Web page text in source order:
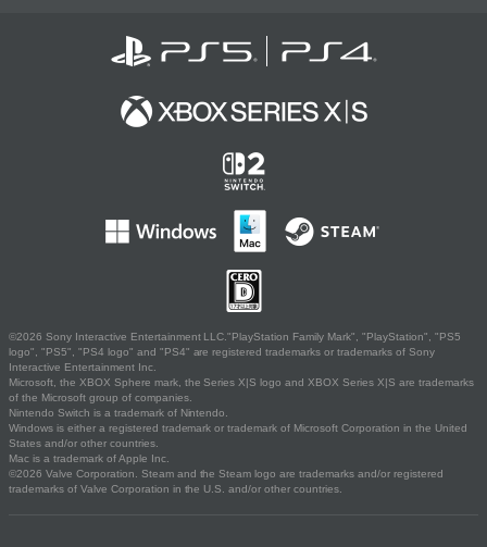
©2026 Sony Interactive Entertainment LLC."PlayStation Family Mark", "PlayStation", "PS5
logo", "PS5", "PS4 logo" and "PS4" are registered trademarks or trademarks of Sony
Interactive Entertainment Inc.
Microsoft, the XBOX Sphere mark, the Series X|S logo and XBOX Series X|S are trademarks
of the Microsoft group of companies.
Nintendo Switch is a trademark of Nintendo.
Windows is either a registered trademark or trademark of Microsoft Corporation in the United
States and/or other countries.
Mac is a trademark of Apple Inc.
©2026 Valve Corporation. Steam and the Steam logo are trademarks and/or registered
trademarks of Valve Corporation in the U.S. and/or other countries.